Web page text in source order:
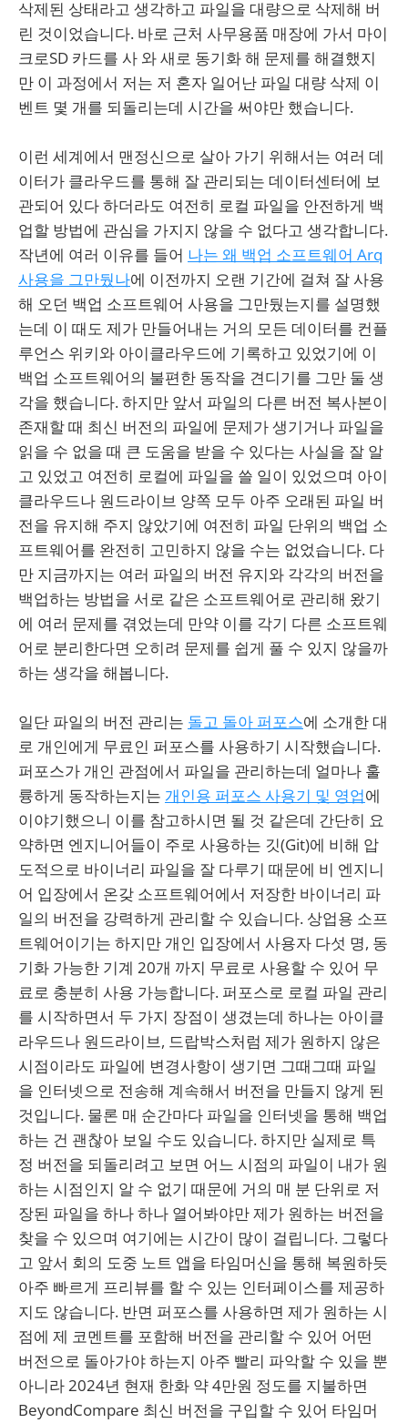
삭제된 상태라고 생각하고 파일을 대량으로 삭제해 버
린 것이었습니다. 바로 근처 사무용품 매장에 가서 마이
크로SD 카드를 사 와 새로 동기화 해 문제를 해결했지
만 이 과정에서 저는 저 혼자 일어난 파일 대량 삭제 이
벤트 몇 개를 되돌리는데 시간을 써야만 했습니다.
이런 세계에서 맨정신으로 살아 가기 위해서는 여러 데
이터가 클라우드를 통해 잘 관리되는 데이터센터에 보
관되어 있다 하더라도 여전히 로컬 파일을 안전하게 백
업할 방법에 관심을 가지지 않을 수 없다고 생각합니다.
작년에 여러 이유를 들어 나는 왜 백업 소프트웨어 Arq
사용을 그만뒀나에 이전까지 오랜 기간에 걸쳐 잘 사용
해 오던 백업 소프트웨어 사용을 그만뒀는지를 설명했
는데 이 때도 제가 만들어내는 거의 모든 데이터를 컨플
루언스 위키와 아이클라우드에 기록하고 있었기에 이
백업 소프트웨어의 불편한 동작을 견디기를 그만 둘 생
각을 했습니다. 하지만 앞서 파일의 다른 버전 복사본이
존재할 때 최신 버전의 파일에 문제가 생기거나 파일을
읽을 수 없을 때 큰 도움을 받을 수 있다는 사실을 잘 알
고 있었고 여전히 로컬에 파일을 쓸 일이 있었으며 아이
클라우드나 원드라이브 양쪽 모두 아주 오래된 파일 버
전을 유지해 주지 않았기에 여전히 파일 단위의 백업 소
프트웨어를 완전히 고민하지 않을 수는 없었습니다. 다
만 지금까지는 여러 파일의 버전 유지와 각각의 버전을
백업하는 방법을 서로 같은 소프트웨어로 관리해 왔기
에 여러 문제를 겪었는데 만약 이를 각기 다른 소프트웨
어로 분리한다면 오히려 문제를 쉽게 풀 수 있지 않을까
하는 생각을 해봅니다.
일단 파일의 버전 관리는 돌고 돌아 퍼포스에 소개한 대
로 개인에게 무료인 퍼포스를 사용하기 시작했습니다.
퍼포스가 개인 관점에서 파일을 관리하는데 얼마나 훌
륭하게 동작하는지는 개인용 퍼포스 사용기 및 영업에
이야기했으니 이를 참고하시면 될 것 같은데 간단히 요
약하면 엔지니어들이 주로 사용하는 깃(Git)에 비해 압
도적으로 바이너리 파일을 잘 다루기 때문에 비 엔지니
어 입장에서 온갖 소프트웨어에서 저장한 바이너리 파
일의 버전을 강력하게 관리할 수 있습니다. 상업용 소프
트웨어이기는 하지만 개인 입장에서 사용자 다섯 명, 동
기화 가능한 기계 20개 까지 무료로 사용할 수 있어 무
료로 충분히 사용 가능합니다. 퍼포스로 로컬 파일 관리
를 시작하면서 두 가지 장점이 생겼는데 하나는 아이클
라우드나 원드라이브, 드랍박스처럼 제가 원하지 않은
시점이라도 파일에 변경사항이 생기면 그때그때 파일
을 인터넷으로 전송해 계속해서 버전을 만들지 않게 된
것입니다. 물론 매 순간마다 파일을 인터넷을 통해 백업
하는 건 괜찮아 보일 수도 있습니다. 하지만 실제로 특
정 버전을 되돌리려고 보면 어느 시점의 파일이 내가 원
하는 시점인지 알 수 없기 때문에 거의 매 분 단위로 저
장된 파일을 하나 하나 열어봐야만 제가 원하는 버전을
찾을 수 있으며 여기에는 시간이 많이 걸립니다. 그렇다
고 앞서 회의 도중 노트 앱을 타임머신을 통해 복원하듯
아주 빠르게 프리뷰를 할 수 있는 인터페이스를 제공하
지도 않습니다. 반면 퍼포스를 사용하면 제가 원하는 시
점에 제 코멘트를 포함해 버전을 관리할 수 있어 어떤
버전으로 돌아가야 하는지 아주 빨리 파악할 수 있을 뿐
아니라 2024년 현재 한화 약 4만원 정도를 지불하면
BeyondCompare 최신 버전을 구입할 수 있어 타임머